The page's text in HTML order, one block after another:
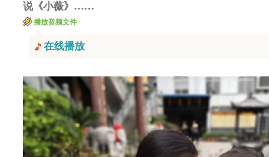
说《小薇》……
播放音频文件
在线播放